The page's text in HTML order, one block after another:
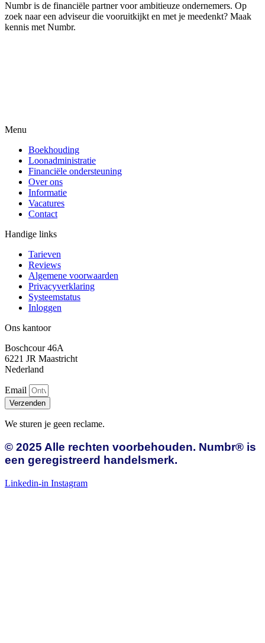
Numbr is de financiële partner voor ambitieuze ondernemers. Op
zoek naar een adviseur die vooruitkijkt en met je meedenkt? Maak
kennis met Numbr.
Menu
Boekhouding
Loonadministratie
Financiële ondersteuning
Over ons
Informatie
Vacatures
Contact
Handige links
Tarieven
Reviews
Algemene voorwaarden
Privacyverklaring
Systeemstatus
Inloggen
Ons kantoor
Boschcour 46A
6221 JR Maastricht
Nederland
Email
Verzenden
We sturen je geen reclame.
© 2025 Alle rechten voorbehouden. Numbr® is
een geregistreerd handelsmerk.
Linkedin-in Instagram